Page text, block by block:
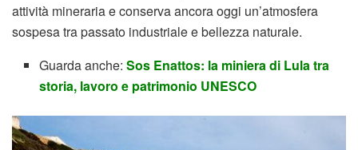
attività mineraria e conserva ancora oggi un’atmosfera
sospesa tra passato industriale e bellezza naturale.
Guarda anche:Sos Enattos: la miniera di Lula tra
storia, lavoro e patrimonio UNESCO